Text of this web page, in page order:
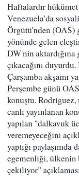
Haftalardır
Venezuela’da
Örgütü'nden (OAS)
yönünde gelen
DW'nin
çıkacağını
Çarşamba akşamı
Perşembe günü
konuştu.
canlı yayınlanan
yapılan "dalkavuk
veremeyeceğini
yaptığı paylaşımda
egemenliği, ülkenin
çekiliyor"